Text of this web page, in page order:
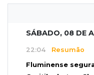
SÁBADO, 08 DE
22:04 Resumão
Fluminense